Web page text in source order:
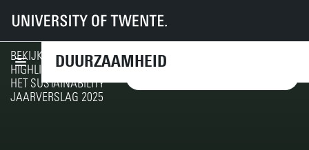
DUURZAAMHEID
UT Diensten CFM
Duurzaamheid
Duurzaamheid op de campus
Meer informatie
BEKIJK DE
HIGHLIGHTS VAN
HET SUSTAINABILITY
JAARVERSLAG 2025